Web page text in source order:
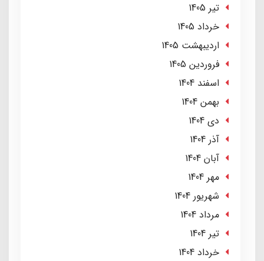
تير 1405
خرداد 1405
ارديبهشت 1405
فروردین 1405
اسفند 1404
بهمن 1404
دی 1404
آذر 1404
آبان 1404
مهر 1404
شهریور 1404
مرداد 1404
تير 1404
خرداد 1404